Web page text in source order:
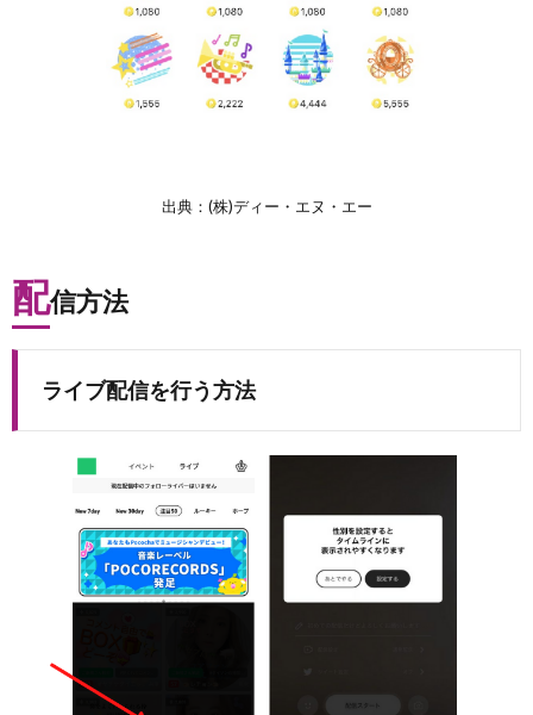
出典：(株)ディー・エヌ・エー
配信方法
ライブ配信を行う方法